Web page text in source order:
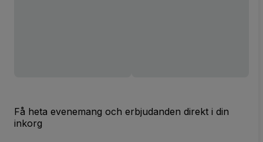
Få heta evenemang och erbjudanden direkt i din
inkorg